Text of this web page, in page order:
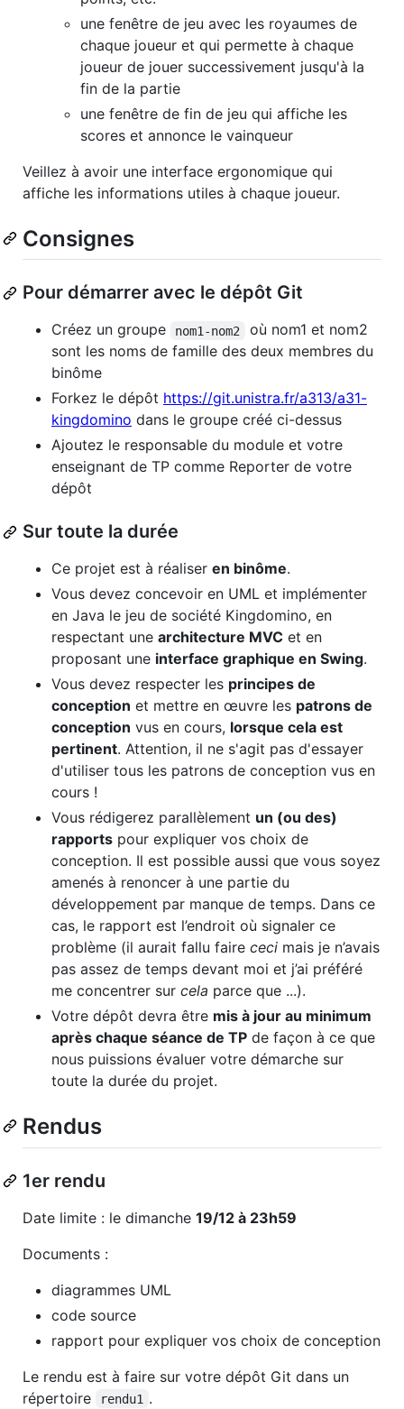
une fenêtre de jeu avec les royaumes de
chaque joueur et qui permette à chaque
joueur de jouer successivement jusqu'à la
fin de la partie
une fenêtre de fin de jeu qui affiche les
scores et annonce le vainqueur
Veillez à avoir une interface ergonomique qui
affiche les informations utiles à chaque joueur.
Consignes
Pour démarrer avec le dépôt Git
Créez un groupe nom1-nom2
où nom1 et nom2
sont les noms de famille des deux membres du
binôme
Forkez le dépôt https://git.unistra.fr/a313/a31-
kingdomino dans le groupe créé ci-dessus
Ajoutez le responsable du module et votre
enseignant de TP comme Reporter de votre
dépôt
Sur toute la durée
Ce projet est à réaliser en binôme.
Vous devez concevoir en UML et implémenter
en Java le jeu de société Kingdomino, en
respectant une architecture MVC et en
proposant une interface graphique en Swing.
Vous devez respecter les principes de
conception et mettre en œuvre les patrons de
conception vus en cours, lorsque cela est
pertinent. Attention, il ne s'agit pas d'essayer
d'utiliser tous les patrons de conception vus en
cours !
Vous rédigerez parallèlement un (ou des)
rapports pour expliquer vos choix de
conception. Il est possible aussi que vous soyez
amenés à renoncer à une partie du
développement par manque de temps. Dans ce
cas, le rapport est l’endroit où signaler ce
problème (il aurait fallu faire ceci mais je n’avais
pas assez de temps devant moi et j’ai préféré
me concentrer sur cela parce que ...).
Votre dépôt devra être mis à jour au minimum
après chaque séance de TP de façon à ce que
nous puissions évaluer votre démarche sur
toute la durée du projet.
Rendus
1er rendu
Date limite : le dimanche 19/12 à 23h59
Documents :
diagrammes UML
code source
rapport pour expliquer vos choix de conception
Le rendu est à faire sur votre dépôt Git dans un
répertoire
rendu1 .